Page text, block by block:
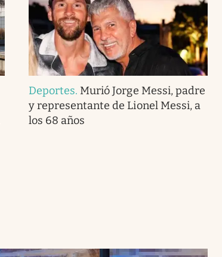
Deportes. Murió Jorge Messi, padre
y representante de Lionel Messi, a
los 68 años